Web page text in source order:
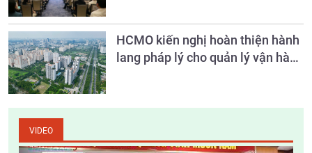
HCMO kiến nghị hoàn thiện hành
lang pháp lý cho quản lý vận hành
VIDEO